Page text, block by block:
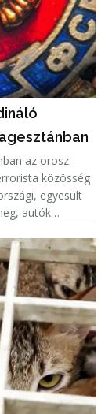
az orosz
közösség
egyesült
autók